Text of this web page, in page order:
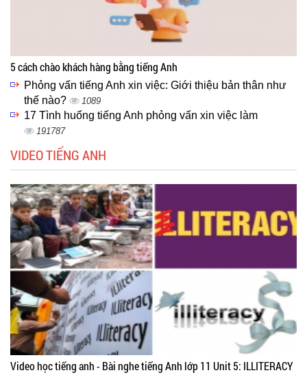
5 cách chào khách hàng bằng tiếng Anh
Phỏng vấn tiếng Anh xin việc: Giới thiệu bản thân như
thế nào?
1089
17 Tình huống tiếng Anh phỏng vấn xin việc làm
191787
VIDEO TIẾNG ANH
Video học tiếng anh - Bài nghe tiếng Anh lớp 11 Unit 5: ILLITERACY